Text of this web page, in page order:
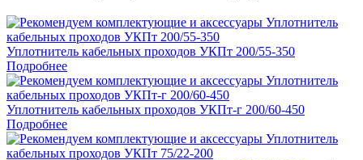
Уплотнитель кабельных проходов УКПт 200/55-350
Подробнее
Уплотнитель кабельных проходов УКПт-г 200/60-450
Подробнее